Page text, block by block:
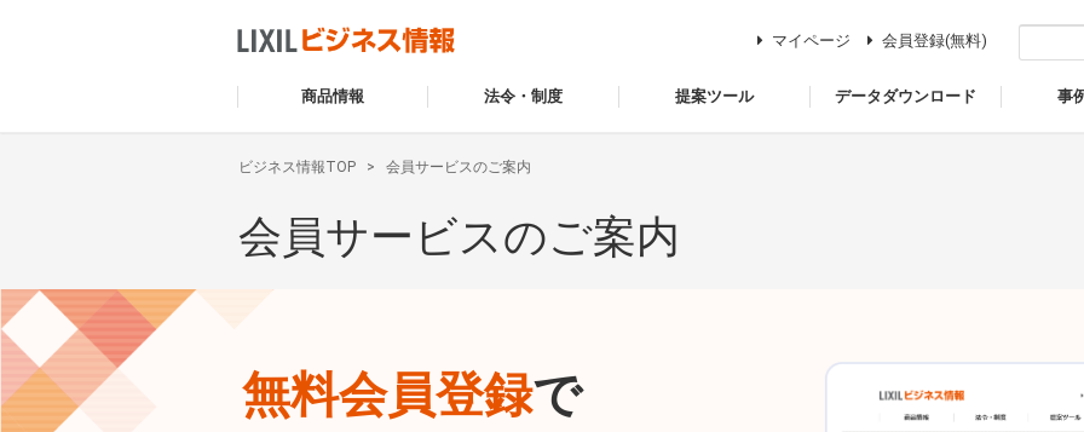
商品情報 法令・制度 提案ツール データダウンロード 事
マイページ 会員登録(無料)
ビジネス情報TOP 会員サービスのご案内
会員サービスのご案内
無料会員登録で